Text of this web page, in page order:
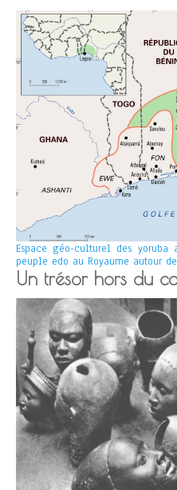
Espace géo-culturel des
peuple edo au Royaume autour
Un trésor hors du